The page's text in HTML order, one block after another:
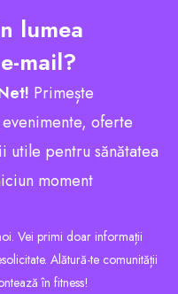
lumea
mail?
Primește
oferte
utile pentru sănătatea
moment
Vei primi doar informații
Alătură-te comunității
în fitness!